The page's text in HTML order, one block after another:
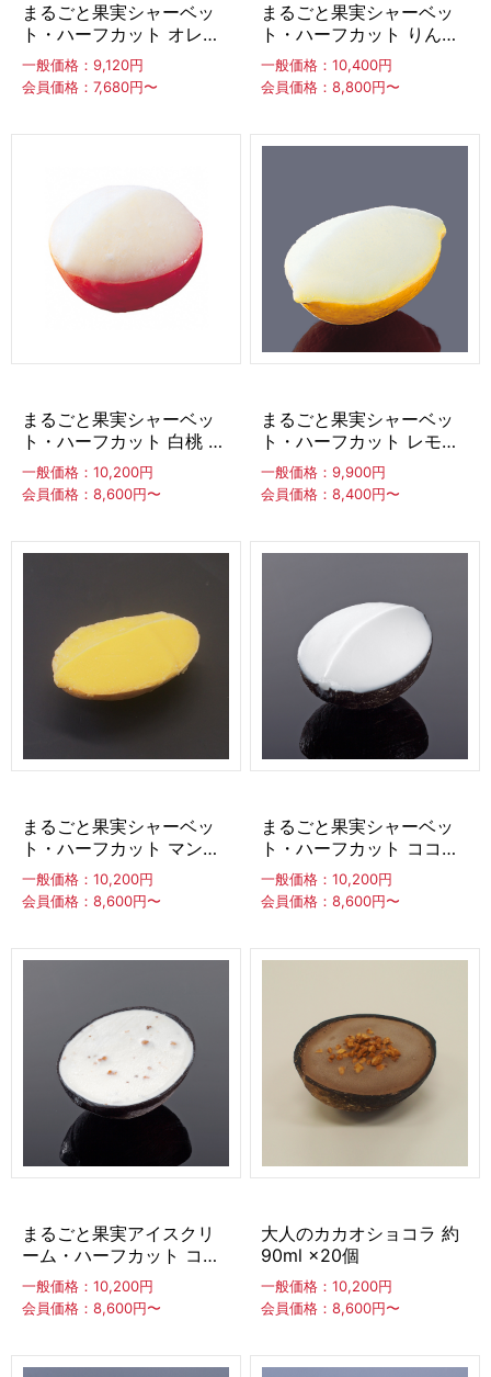
ソフトサーブミックス
冷凍ソフトミックス
ソフトミックス
ソフグルトミックス
シェークミックス
デコレーション スリーブ紙トレー
ひとくちアイス
デコレーションカップ
スイーツバー
台湾風かき氷スイーツ
冷凍フルーツ
フルーツスティック
冷凍白玉もち
最中種・もなかの皮
トッピングソース
蜜・シロップ
トッピング食材
あずき餡 ゼリー類 パウダー 泡素材
フルーツピューレ
CLOSE
会社概要
特定商取引に関する法律に基づく表記
まるごと果実シャーベッ
ト・ハーフカット オレン
ジ 約100ml ×24個
一般価格：9,120円
会員価格：7,680円〜
まるごと果実シャーベッ
ト・ハーフカット りんご
約110ml ×20個
一般価格：10,400円
会員価格：8,800円〜
まるごと果実シャーベッ
ト・ハーフカット 白桃 約
120ml ×20個
一般価格：10,200円
会員価格：8,600円〜
まるごと果実シャーベッ
ト・ハーフカット レモン
約70ml ×30個
一般価格：9,900円
会員価格：8,400円〜
まるごと果実シャーベッ
ト・ハーフカット マンゴ
ー 約100ml ×20個
一般価格：10,200円
会員価格：8,600円〜
まるごと果実シャーベッ
ト・ハーフカット ココナ
ッツ 約100ml ×20個
一般価格：10,200円
会員価格：8,600円〜
まるごと果実アイスクリ
ーム・ハーフカット ココ
ナッツ 約100ml ×20個
一般価格：10,200円
会員価格：8,600円〜
大人のカカオショコラ 約
90ml ×20個
一般価格：10,200円
会員価格：8,600円〜